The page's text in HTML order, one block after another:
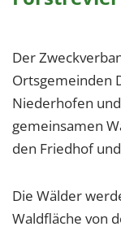
Der
Ortsgemeinden
Niederhofen
gemeinsamen
den Friedhof
Die Wälder
Waldfläche von
Name:
Zweck:
1 Jahr